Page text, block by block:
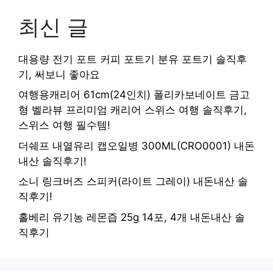
최신 글
대용량 전기 포트 커피 포트기 분유 포트기 솔직후
기, 써보니 좋아요
여행용캐리어 61cm(24인치) 폴리카보네이트 금고
형 벨라뷰 프리미엄 캐리어 스위스 여행 솔직후기,
스위스 여행 필수템!
더쉐프 내열유리 캡오일병 300ML(CRO0001) 내돈
내산 솔직후기!
소니 링크버즈 스피커(라이트 그레이) 내돈내산 솔
직후기!
홀베리 유기농 레몬즙 25g 14포, 4개 내돈내산 솔
직후기